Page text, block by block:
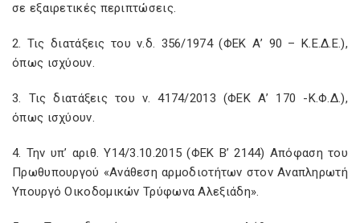
σε εξαιρετικές περιπτώσεις.
2. Τις διατάξεις του ν.δ. 356/1974 (ΦΕΚ Α’ 90 – Κ.Ε.Δ.Ε.),
όπως ισχύουν.
3. Τις διατάξεις του ν. 4174/2013 (ΦΕΚ Α’ 170 -Κ.Φ.Δ.),
όπως ισχύουν.
4. Την υπ’ αριθ. Υ14/3.10.2015 (ΦΕΚ Β’ 2144) Απόφαση του
Πρωθυπουργού «Ανάθεση αρμοδιοτήτων στον Αναπληρωτή
Υπουργό Οικοδομικών Τρύφωνα Αλεξιάδη».